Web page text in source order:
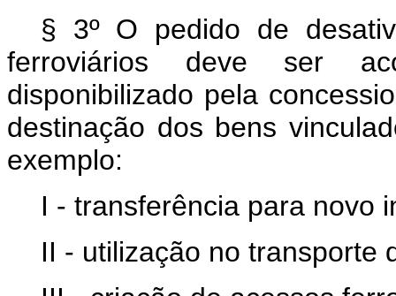
§ 3º O pedido de
ferroviários deve ser
disponibilizado pela
destinação dos bens
exemplo:
I - transferência para novo
II - utilização no transporte